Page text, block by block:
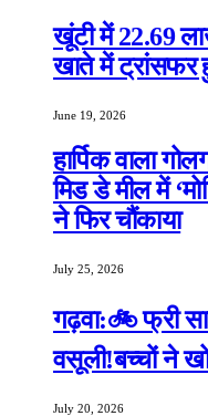
खूंटी में 22.69
खाते में ट्रांसफर
June 19, 2026
हार्पिक वाला
मिड डे मील में
ने फिर चौंकाया
July 25, 2026
गढ़वा:🚲 फ्री
वसूली!बच्चों ने
July 20, 2026